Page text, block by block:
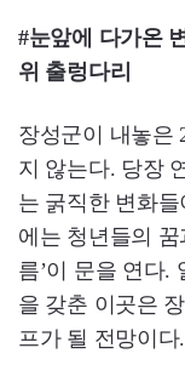
#눈앞에 다가온
위 출렁다리
장성군이 내놓은
지 않는다. 당장
는 굵직한 변화
에는 청년들의
름’이 문을 연다.
을 갖춘 이곳은
프가 될 전망이다.